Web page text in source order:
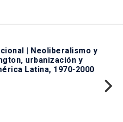
| Neoliberalismo y
urbanización y
Latina, 1970-2000